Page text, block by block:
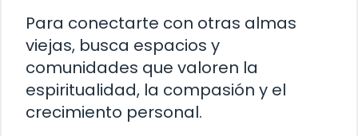
Para conectarte con otras almas
viejas, busca espacios y
comunidades que valoren la
espiritualidad, la compasión y el
crecimiento personal.